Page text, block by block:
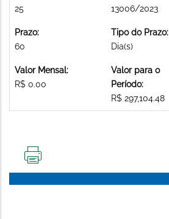
25
13006/2023
Prazo:
60
Tipo do Prazo:
Dia(s)
Valor Mensal:
R$ 0.00
Valor para o
Período:
R$ 297,104.48
PÁGINA